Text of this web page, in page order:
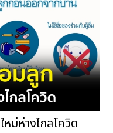
ม่ห่างไกลโควิด